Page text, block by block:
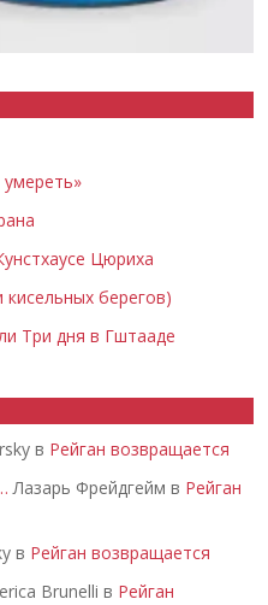
Цюриха
берегов)
Три дня в Гштааде
в Рейган возвращается
Лазарь Фрейдгейм в Рейган
в Рейган возвращается
Brunelli в Рейган